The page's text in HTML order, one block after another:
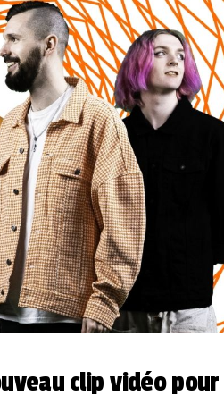
clip vidéo pour